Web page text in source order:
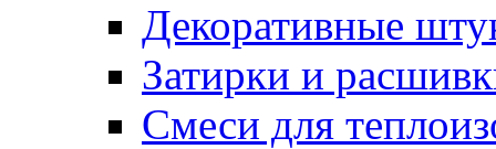
Декоративные
Затирки и
Смеси для